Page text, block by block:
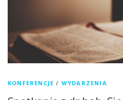
KONFERENCJE / WYDARZENIA